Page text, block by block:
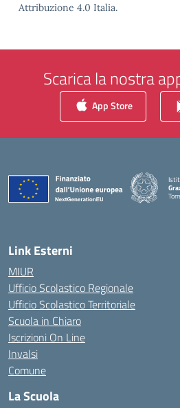
Attribuzione 4.0 Italia.
Scarica la nostra
App Store
Link Esterni
MIUR
Ufficio Scolastico Regionale
Ufficio Scolastico Territoriale
Scuola in Chiaro
Iscrizioni On Line
Invalsi
Comune
La Scuola